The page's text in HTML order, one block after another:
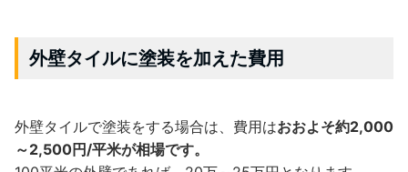
外壁タイルに塗装を加えた費用
外壁タイルで塗装をする場合は、費用はおおよそ約2,000
～2,500円/平米が相場です。